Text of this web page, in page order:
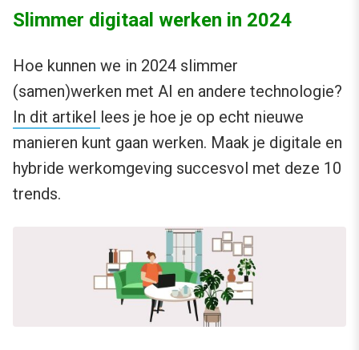
Slimmer digitaal werken in 2024
Hoe kunnen we in 2024 slimmer
(samen)werken met AI en andere technologie?
In dit artikel lees je hoe je op echt nieuwe
manieren kunt gaan werken. Maak je digitale en
hybride werkomgeving succesvol met deze 10
trends.